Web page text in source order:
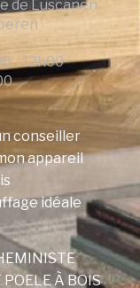
POELE À BOIS
conseiller
appareil
idéale
de Luscanen
- 12h00